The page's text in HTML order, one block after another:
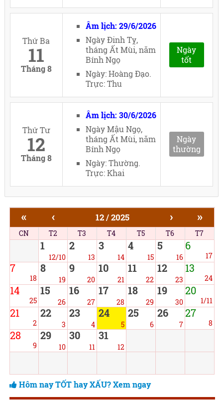
Thứ Ba
11
Tháng 8
Âm lịch: 29/6/2026
Ngày Đinh Tỵ,
tháng Ất Mùi, năm
Bính Ngọ
Ngày: Hoàng Đạo.
Trực: Thu
Ngày
tốt
Thứ Tư
12
Tháng 8
Âm lịch: 30/6/2026
Ngày Mậu Ngọ,
tháng Ất Mùi, năm
Bính Ngọ
Ngày: Thường.
Trực: Khai
Ngày
thường
« ‹ 12 / 2025 › »
CN T2 T3 T4 T5 T6 T7
1
12/10
2
13
3
14
4
15
5
16
6
17
7
18
8
19
9
20
10
21
11
22
12
23
13
24
14
25
15
26
16
27
17
28
18
29
19
30
20
1/11
21
2
22
3
23
4
24
5
25
6
26
7
27
8
28
9
29
10
30
11
31
12
Hôm nay TỐT hay XẤU? Xem ngay